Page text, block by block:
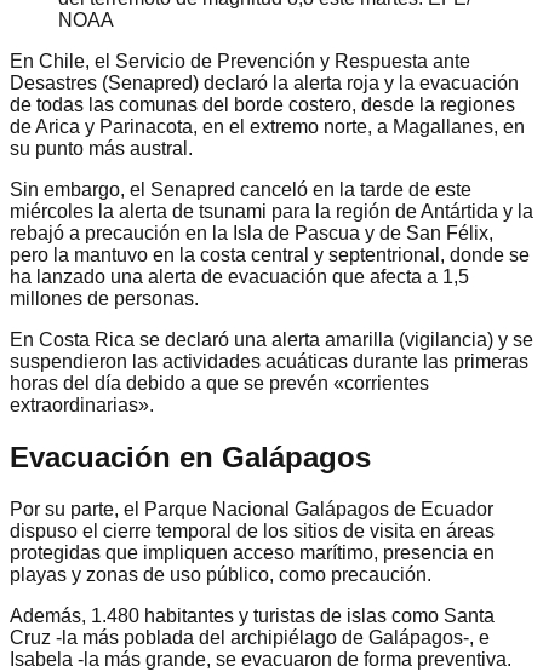
NOAA
En Chile, el Servicio de Prevención y Respuesta ante
Desastres (Senapred) declaró la alerta roja y la evacuación
de todas las comunas del borde costero, desde la regiones
de Arica y Parinacota, en el extremo norte, a Magallanes, en
su punto más austral.
Sin embargo, el Senapred canceló en la tarde de este
miércoles la alerta de tsunami para la región de Antártida y la
rebajó a precaución en la Isla de Pascua y de San Félix,
pero la mantuvo en la costa central y septentrional, donde se
ha lanzado una alerta de evacuación que afecta a 1,5
millones de personas.
En Costa Rica se declaró una alerta amarilla (vigilancia) y se
suspendieron las actividades acuáticas durante las primeras
horas del día debido a que se prevén «corrientes
extraordinarias».
Evacuación en Galápagos
Por su parte, el Parque Nacional Galápagos de Ecuador
dispuso el cierre temporal de los sitios de visita en áreas
protegidas que impliquen acceso marítimo, presencia en
playas y zonas de uso público, como precaución.
Además, 1.480 habitantes y turistas de islas como Santa
Cruz -la más poblada del archipiélago de Galápagos-, e
Isabela -la más grande, se evacuaron de forma preventiva.